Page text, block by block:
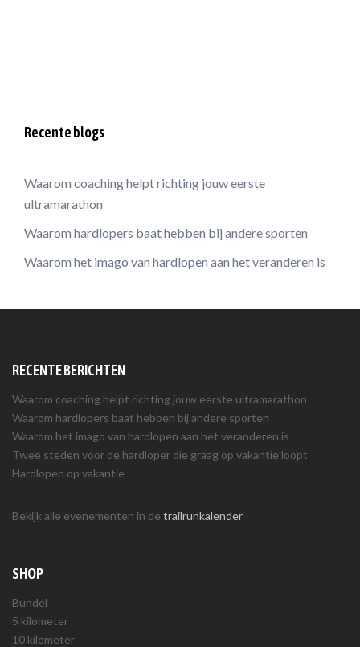
Recente blogs
Waarom coaching helpt richting jouw eerste
ultramarathon
Waarom hardlopers baat hebben bij andere sporten
Waarom het imago van hardlopen aan het veranderen is
RECENTE BERICHTEN
Waarom coaching helpt richting jouw eerste ultramarathon
Waarom hardlopers baat hebben bij andere sporten
Waarom het imago van hardlopen aan het veranderen is
Twee steden voor de hardloper die graag op vakantie loopt
Hardlopen op vakantie
Bekijk alle evenementen in de trailrunkalender
SHOP
Bundel
5 kilometer
10 kilometer